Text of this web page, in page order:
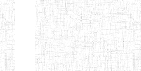
BILINGUE LES
ROSSIGNOLS
MAJORS
ENI PRIVEE
22/09/